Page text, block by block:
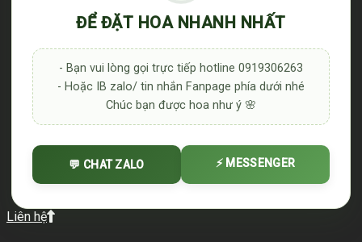
ĐỂ ĐẶT HOA NHANH NHẤT
- Bạn vui lòng gọi trực tiếp hotline 0919306263
- Hoặc IB zalo/ tin nhắn Fanpage phía dưới nhé
Chúc bạn được hoa như ý 🌸
💬 CHAT ZALO ⚡ MESSENGER
Liên hệ